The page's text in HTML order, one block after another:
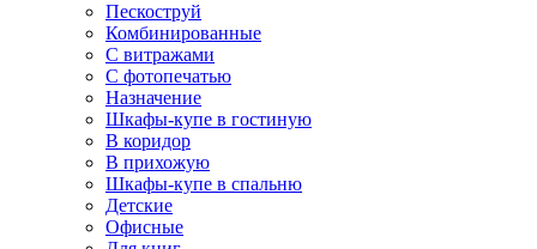
Пескоструй
Комбинированные
С витражами
С фотопечатью
Назначение
Шкафы-купе в гостиную
В коридор
В прихожую
Шкафы-купе в спальню
Детские
Офисные